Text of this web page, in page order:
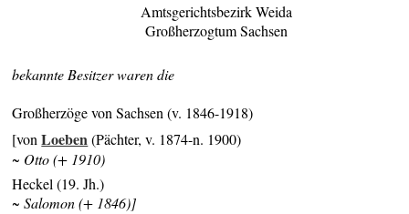
Amtsgerichtsbezirk Weida
Großherzogtum Sachsen
bekannte Besitzer waren die
Großherzöge von Sachsen (v. 1846-1918)
[vonLoeben(Pächter, v. 1874-n. 1900)
~ Otto (+ 1910)
Heckel (19. Jh.)
~ Salomon (+ 1846)]